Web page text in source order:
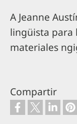
A Jeanne
lingüista para
materiales
Compartir